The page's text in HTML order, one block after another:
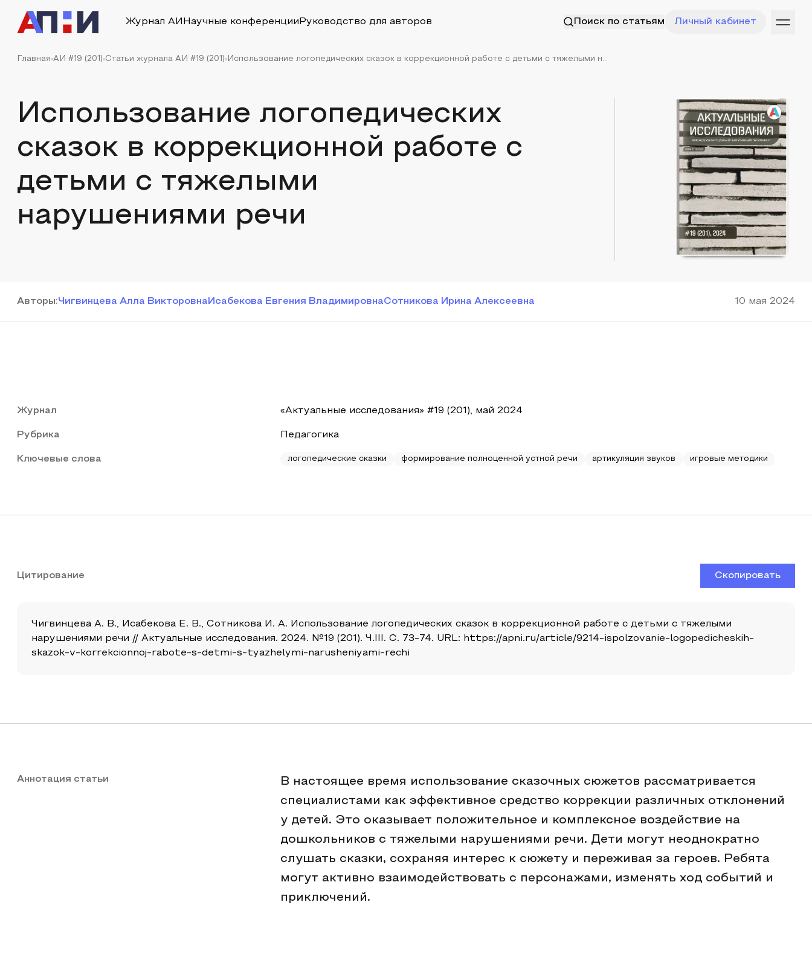
Журнал АИ Научные конференции Руководство для авторов Поиск по статьям Личный кабинет
Главная АИ #19 (201) Статьи журнала АИ #19 (201) Использование логопедических сказок в коррекционной работе с детьми с тяжелыми н...
Использование логопедических
сказок в коррекционной работе с
детьми с тяжелыми
нарушениями речи
Авторы:Чигвинцева Алла Викторовна Исабекова Евгения ВладимировнаСотникова Ирина Алексеевна 10 мая 2024
Журнал «Актуальные исследования» #19 (201), май 2024
Рубрика Педагогика
Ключевые слова логопедические сказки формирование полноценной устной речи артикуляция звуков игровые методики
Цитирование Скопировать
Чигвинцева А. В., Исабекова Е. В., Сотникова И. А. Использование логопедических сказок в коррекционной работе с детьми с тяжелыми
нарушениями речи // Актуальные исследования. 2024. №19 (201). Ч.III. С. 73-74. URL: https://apni.ru/article/9214-ispolzovanie-logopedicheskih-
skazok-v-korrekcionnoj-rabote-s-detmi-s-tyazhelymi-narusheniyami-rechi
Аннотация статьи
В настоящее время использование сказочных сюжетов рассматривается
специалистами как эффективное средство коррекции различных отклонений
у детей. Это оказывает положительное и комплексное воздействие на
дошкольников с тяжелыми нарушениями речи. Дети могут неоднократно
слушать сказки, сохраняя интерес к сюжету и переживая за героев. Ребята
могут активно взаимодействовать с персонажами, изменять ход событий и
приключений.